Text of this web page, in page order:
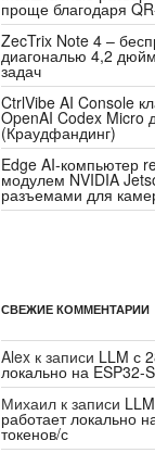
проще благодаря
ZecTrix Note 4 –
диагональю 4,2
задач
CtrlVibe AI Console
OpenAI Codex Micro
(Краудфандинг)
Edge AI-компьютер
модулем NVIDIA
разъемами для
СВЕЖИЕ КОММЕНТАРИИ
Alex к записи LLM с
локально на ESP32-
Михаил к записи
работает локально
токенов/с